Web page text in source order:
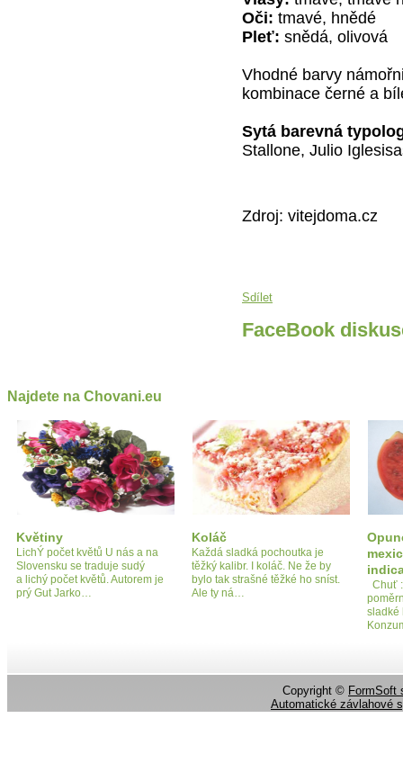
Oči: tmavé, hnědé
Pleť: snědá, olivová
Vhodné barvy
kombinace černé a
Sytá barevná
Stallone, Julio
Zdroj: vitejdoma.cz
Sdílet
FaceBook
Najdete na Chovani.eu
Květiny
LichÝ počet květů U nás a na
Slovensku se traduje sudý
a lichý počet květů. Autorem je
prý Gut Jarko…
Koláč
Každá sladká pochoutka je
těžký kalibr. I koláč. Ne že by
bylo tak strašné těžké ho sníst.
Ale ty ná…
Chuť
sladké
Copyright © FormSoft
Automatické závlahové